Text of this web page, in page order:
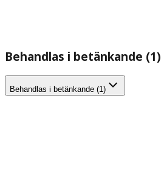
Behandlas i betänkande (1)
Behandlas i betänkande (1)